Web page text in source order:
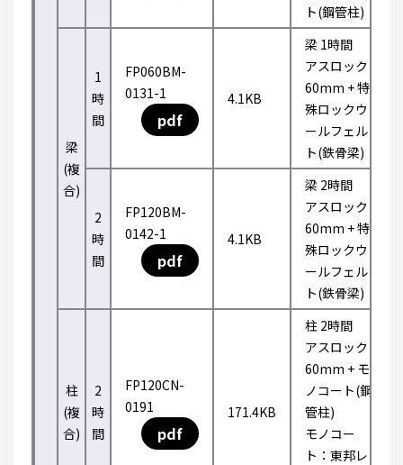
ト(鋼管柱)
梁
(複
合)
1
時
間
FP060BM-
0131-1
pdf
4.1KB
梁 1時間
アスロック
60mm + 特
殊ロックウ
ールフェル
ト(鉄骨梁)
2
時
間
FP120BM-
0142-1
pdf
4.1KB
梁 2時間
アスロック
60mm + 特
殊ロックウ
ールフェル
ト(鉄骨梁)
柱
(複
合)
2
時
間
FP120CN-
0191
pdf
171.4KB
柱 2時間
アスロック
60mm + モ
ノコート(鋼
管柱)
モノコー
ト：東邦レ